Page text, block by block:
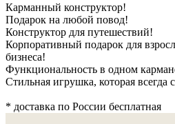
Карманный конструктор!
Подарок на любой повод!
Конструктор для путешествий!
Корпоративный подарок для
бизнеса!
Функциональность в одном
Стильная игрушка, которая всегда
* доставка по России бесплатная